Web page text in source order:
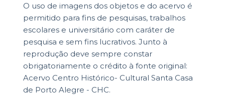
O uso de imagens dos objetos e do acervo é
permitido para fins de pesquisas, trabalhos
escolares e universitário com caráter de
pesquisa e sem fins lucrativos. Junto à
reprodução deve sempre constar
obrigatoriamente o crédito à fonte original:
Acervo Centro Histórico- Cultural Santa Casa
de Porto Alegre - CHC.